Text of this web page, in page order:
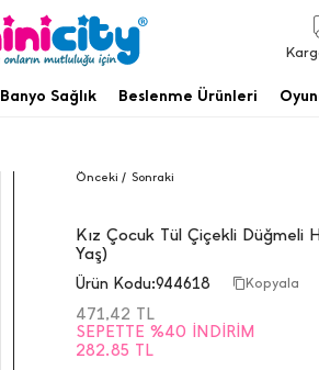
Banyo Sağlık Beslenme Ürünleri
Önceki / Sonraki
Kız Çocuk Tül Çiçekli Düğmeli
Yaş)
Ürün Kodu:944618 Kopyala
SEPETTE %40 İNDIRIM
282.85 TL
471,42 TL